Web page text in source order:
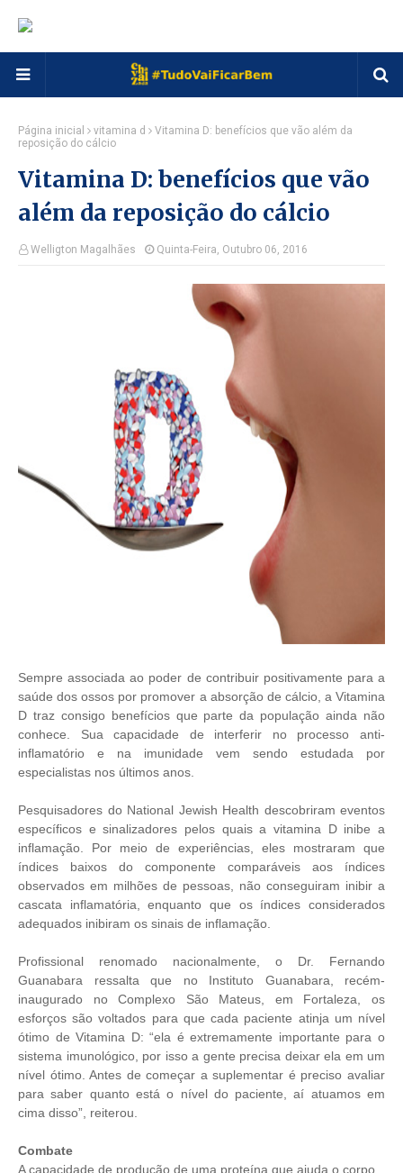
Página inicial vitamina d
Vitamina D: benefícios que vão além da
reposição do cálcio
Vitamina D: benefícios que vão
além da reposição do cálcio
Welligton Magalhães Quinta-Feira, Outubro 06, 2016
Sempre associada ao poder de contribuir positivamente para a
saúde dos ossos por promover a absorção de cálcio, a Vitamina
D traz consigo benefícios que parte da população ainda não
conhece. Sua capacidade de interferir no processo anti-
inflamatório e na imunidade vem sendo estudada por
especialistas nos últimos anos.
Pesquisadores do National Jewish Health descobriram eventos
específicos e sinalizadores pelos quais a vitamina D inibe a
inflamação. Por meio de experiências, eles mostraram que
índices baixos do componente comparáveis aos índices
observados em milhões de pessoas, não conseguiram inibir a
cascata inflamatória, enquanto que os índices considerados
adequados inibiram os sinais de inflamação.
Profissional renomado nacionalmente, o Dr. Fernando
Guanabara ressalta que no Instituto Guanabara, recém-
inaugurado no Complexo São Mateus, em Fortaleza, os
esforços são voltados para que cada paciente atinja um nível
ótimo de Vitamina D: “ela é extremamente importante para o
sistema imunológico, por isso a gente precisa deixar ela em um
nível ótimo. Antes de começar a suplementar é preciso avaliar
para saber quanto está o nível do paciente, aí atuamos em
cima disso”, reiterou.
Combate
A capacidade de produção de uma proteína que ajuda o corpo